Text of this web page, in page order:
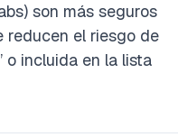
son más seguros
reducen el riesgo de
o incluida en la lista